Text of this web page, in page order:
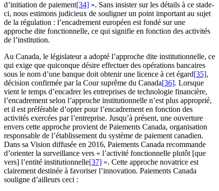
d’initiation de paiement[34] ». Sans insister sur les détails à ce stade-
ci, nous estimons judicieux de souligner un point important au sujet
de la régulation : l’encadrement européen est fondé sur une
approche dite fonctionnelle, ce qui signifie en fonction des activités
de l’institution.
Au Canada, le législateur a adopté l’approche dite institutionnelle, ce
qui exige que quiconque désire effectuer des opérations bancaires
sous le nom d’une banque doit obtenir une licence à cet égard[35],
décision confirmée par la Cour suprême du Canada[36]. Lorsque
vient le temps d’encadrer les entreprises de technologie financière,
l’encadrement selon l’approche institutionnelle n’est plus approprié,
et il est préférable d’opter pour l’encadrement en fonction des
activités exercées par l’entreprise. Jusqu’à présent, une ouverture
envers cette approche provient de Paiements Canada, organisation
responsable de l’établissement du système de paiement canadien.
Dans sa Vision diffusée en 2016, Paiements Canada recommande
d’orienter la surveillance vers « l’activité fonctionnelle plutôt [que
vers] l’entité institutionnelle[37] ». Cette approche novatrice est
clairement destinée à favoriser l’innovation. Paiements Canada
souligne d’ailleurs ceci :